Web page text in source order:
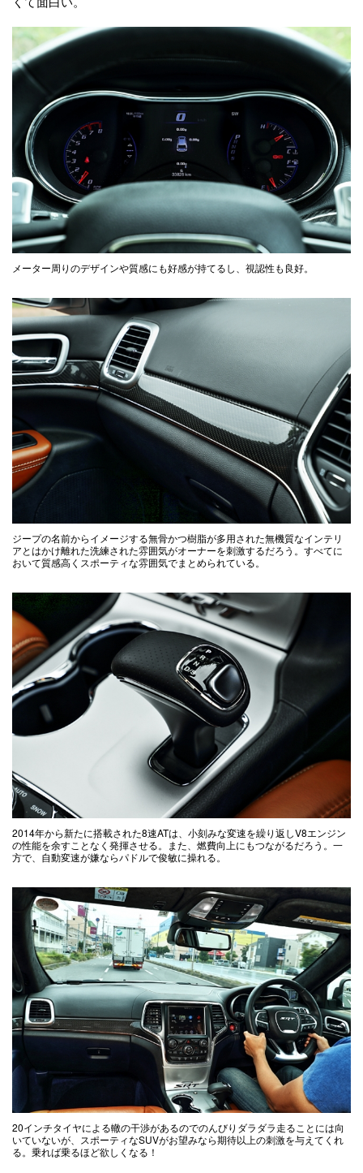
メーター周りのデザインや質感にも好感が持てるし、視認性も良好。
ジープの名前からイメージする無骨かつ樹脂が多用された無機質なインテリ
アとはかけ離れた洗練された雰囲気がオーナーを刺激するだろう。すべてに
おいて質感高くスポーティな雰囲気でまとめられている。
2014年から新たに搭載された8速ATは、小刻みな変速を繰り返しV8エンジン
の性能を余すことなく発揮させる。また、燃費向上にもつながるだろう。一
方で、自動変速が嫌ならパドルで俊敏に操れる。
20インチタイヤによる轍の干渉があるのでのんびりダラダラ走ることには向
いていないが、スポーティなSUVがお望みなら期待以上の刺激を与えてくれ
る。乗れば乗るほど欲しくなる！